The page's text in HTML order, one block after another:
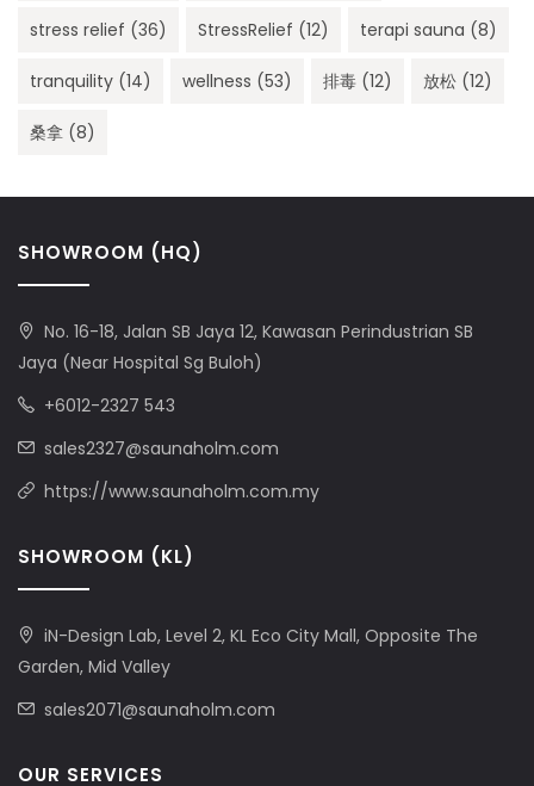
stress relief (36) StressRelief (12) terapi sauna (8)
tranquility (14) wellness (53) 排毒 (12) 放松 (12)
桑拿 (8)
SHOWROOM (HQ)
No. 16-18, Jalan SB Jaya 12, Kawasan Perindustrian SB
Jaya (Near Hospital Sg Buloh)
+6012-2327 543
sales2327@saunaholm.com
https://www.saunaholm.com.my
SHOWROOM (KL)
iN-Design Lab, Level 2, KL Eco City Mall, Opposite The
Garden, Mid Valley
sales2071@saunaholm.com
OUR SERVICES